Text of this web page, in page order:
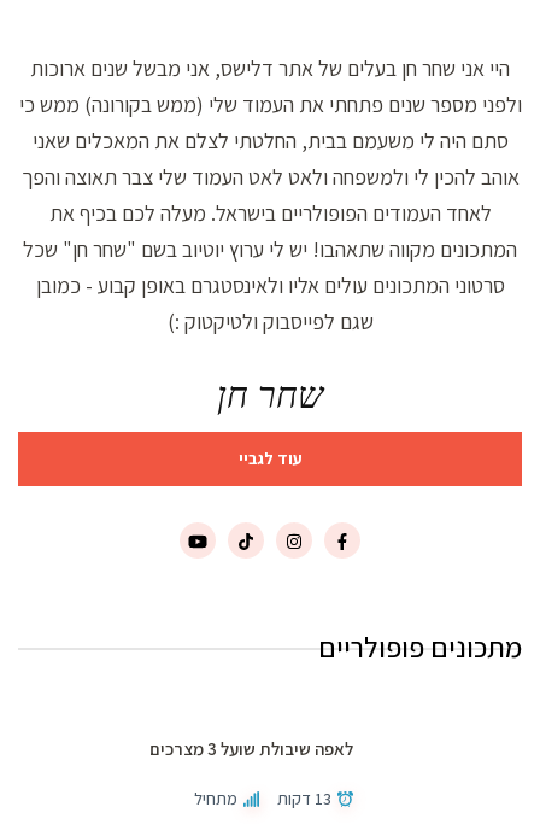
היי אני שחר חן בעלים של אתר דלישס, אני מבשל שנים ארוכות
ולפני מספר שנים פתחתי את העמוד שלי (ממש בקורונה) ממש כי
סתם היה לי משעמם בבית, החלטתי לצלם את המאכלים שאני
אוהב להכין לי ולמשפחה ולאט לאט העמוד שלי צבר תאוצה והפך
לאחד העמודים הפופולריים בישראל. מעלה לכם בכיף את
המתכונים מקווה שתאהבו! יש לי ערוץ יוטיוב בשם "שחר חן" שכל
סרטוני המתכונים עולים אליו ולאינסטגרם באופן קבוע - כמובן
שגם לפייסבוק ולטיקטוק :)
שחר חן
עוד לגביי
מתכונים פופולריים
לאפה שיבולת שועל 3 מצרכים
13 דקות מתחיל